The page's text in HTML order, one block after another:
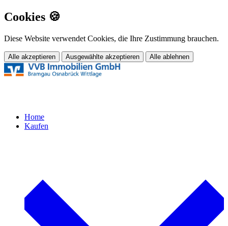
Cookies 🍪
Diese Website verwendet Cookies, die Ihre Zustimmung brauchen.
Alle akzeptieren Ausgewählte akzeptieren Alle ablehnen
Home
Kaufen